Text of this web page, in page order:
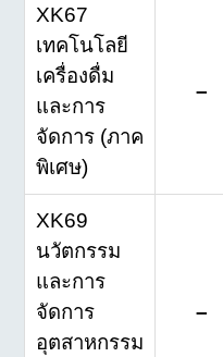
XK67
เทคโนโลยี
เครื่องดื่ม
และการ
จัดการ (ภาค
พิเศษ)
–
XK69
นวัตกรรม
และการ
จัดการ
อุตสาหกรรม
–